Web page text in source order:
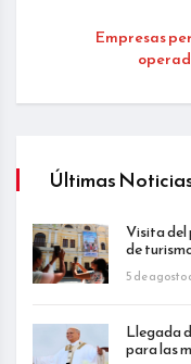
Empresas
Últimas
Visita del
de
5 de agosto
Llegada
para las